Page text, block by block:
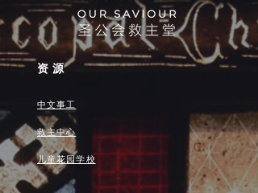
资源
中文事工
救主中心
儿童花园学校